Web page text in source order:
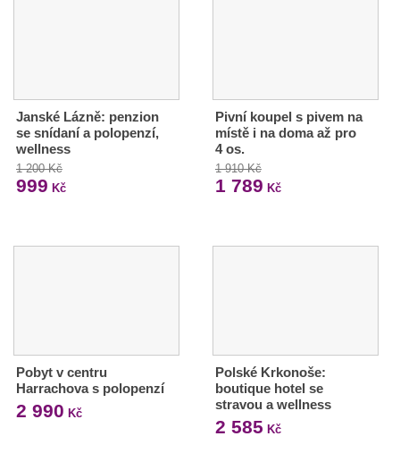
Janské Lázně: penzion
se snídaní a polopenzí,
wellness
1 200 Kč
999 Kč
Pivní koupel s pivem na
místě i na doma až pro
4 os.
1 910 Kč
1 789 Kč
Pobyt v centru
Harrachova s polopenzí
2 990 Kč
Polské Krkonoše:
boutique hotel se
stravou a wellness
2 585 Kč